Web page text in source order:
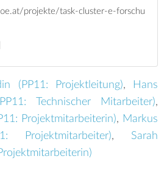
projekte/task-cluster-e-forschu
( PP11: Projektleitung),
Hans
PP11: Technischer Mitarbeiter),
Projektmitarbeiterin), Markus
Projektmitarbeiter), Sarah
)